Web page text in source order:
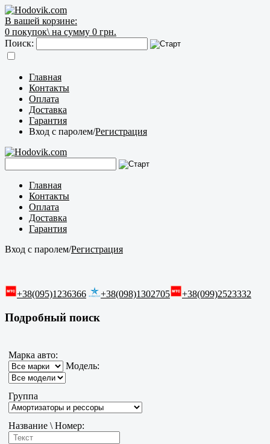
В вашей корзине:
0 покупок\ на сумму 0 грн.
Поиск:
Главная
Контакты
Оплата
Доставка
Гарантия
Вход с паролем/Регистрация
Главная
Контакты
Оплата
Доставка
Гарантия
Вход с паролем/Регистрация
+38(095)1236366 +38(098)1302705 +38(099)2523332
Подробный поиск
Марка авто:
Модель:
Группа
Название \ Номер: